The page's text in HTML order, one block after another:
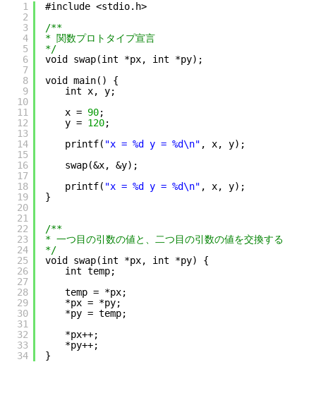
1
2
3
4
5
6
7
8
9
10
11
12
13
14
15
16
17
18
19
20
21
22
23
24
25
26
27
28
29
30
31
32
33
34
#include <stdio.h>
/**
* 関数プロトタイプ宣言
*/
void swap(int *px, int *py);
void main() {
int x, y;
x = 90;
y = 120;
printf( "x = %d y = %d\n" , x, y);
swap(&x, &y);
printf( "x = %d y = %d\n" , x, y);
}
/**
* 一つ目の引数の値と、二つ目の引数の値を交換する
*/
void swap(int *px, int *py) {
int temp;
temp = *px;
*px = *py;
*py = temp;
*px++;
*py++;
}